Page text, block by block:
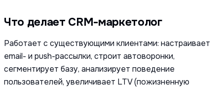
Что делает CRM-маркетолог
Работает с существующими клиентами: настраивает
email- и push-рассылки, строит автоворонки,
сегментирует базу, анализирует поведение
пользователей, увеличивает LTV (пожизненную